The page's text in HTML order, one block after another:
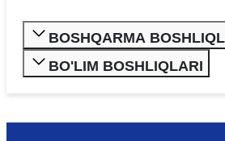
BOSHQARMA
BO'LIM BOSHLIQLARI